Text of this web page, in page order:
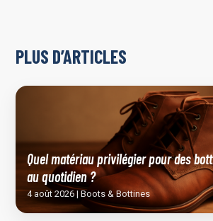
PLUS D’ARTICLES
Quel matériau privilégier pour des
au quotidien ?
4 août 2026 | Boots & Bottines